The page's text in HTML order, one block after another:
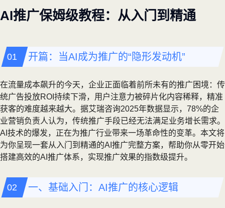
AI推广保姆级教程：从入门到精通
开篇：当AI成为推广的“隐形发动机”
在流量成本飙升的今天，企业正面临着前所未有的推广困境：传
统广告投放ROI持续下滑，用户注意力被碎片化内容稀释，精准
获客的难度越来越大。据艾瑞咨询2025年数据显示，78%的企
业营销负责人认为，传统推广手段已经无法满足业务增长需求。
AI技术的爆发，正在为推广行业带来一场革命性的变革。本文将
为你呈现一套从入门到精通的AI推广完整方案，帮助你从零开始
搭建高效的AI推广体系，实现推广效果的指数级提升。
一、基础入门：AI推广的核心逻辑